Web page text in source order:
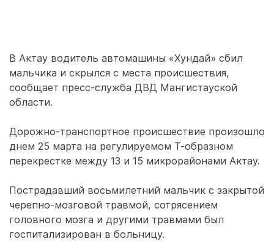
В Актау водитель автомашины «Хундай» сбил
мальчика и скрылся с места происшествия,
сообщает пресс-служба ДВД Мангистауской
области.
Дорожно-транспортное происшествие произошло
днем 25 марта на регулируемом Т-образном
перекрестке между 13 и 15 микрорайонами Актау.
Пострадавший восьмилетний мальчик с закрытой
черепно-мозговой травмой, сотрясением
головного мозга и другими травмами был
госпитализирован в больницу.